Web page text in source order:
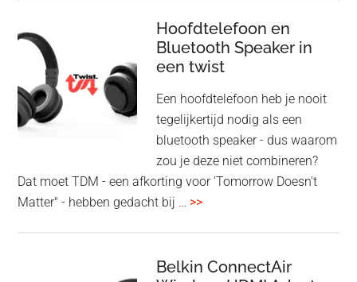
Hoofdtelefoon en
Bluetooth Speaker in
een twist
Een hoofdtelefoon heb je nooit
tegelijkertijd nodig als een
bluetooth speaker - dus waarom
zou je deze niet combineren?
Dat moet TDM - een afkorting voor 'Tomorrow Doesn't
Matter" - hebben gedacht bij … >>overHoofdtelefoon
Speaker
Belkin ConnectAir